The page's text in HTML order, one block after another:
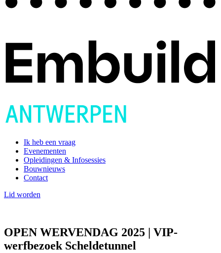
Ik heb een vraag
Evenementen
Opleidingen & Infosessies
Bouwnieuws
Contact
Lid worden
OPEN WERVENDAG 2025 | VIP-
werfbezoek Scheldetunnel